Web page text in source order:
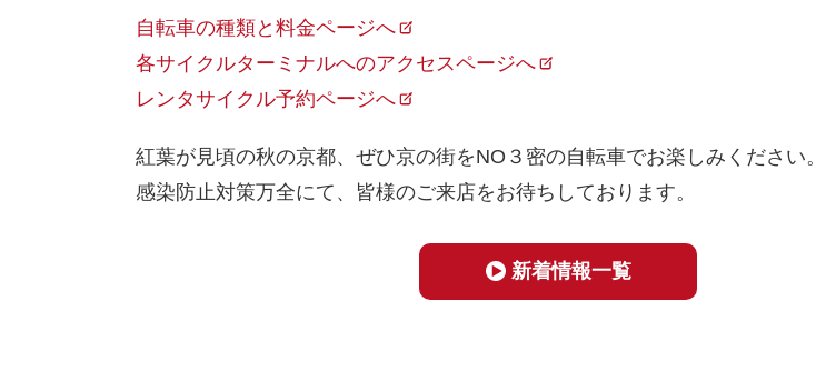
自転車の種類と料金ページへ
各サイクルターミナルへのアクセスページへ
レンタサイクル予約ページへ
紅葉が見頃の秋の京都、ぜひ京の街をNO３密の自転車でお楽しみください。
感染防止対策万全にて、皆様のご来店をお待ちしております。
新着情報一覧